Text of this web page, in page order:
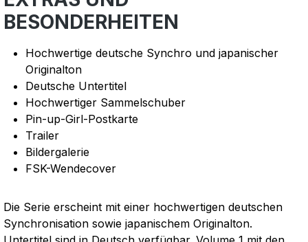
BESONDERHEITEN
Hochwertige deutsche Synchro und japanischer
Originalton
Deutsche Untertitel
Hochwertiger Sammelschuber
Pin-up-Girl-Postkarte
Trailer
Bildergalerie
FSK-Wendecover
Die Serie erscheint mit einer hochwertigen deutschen
Synchronisation sowie japanischem Originalton.